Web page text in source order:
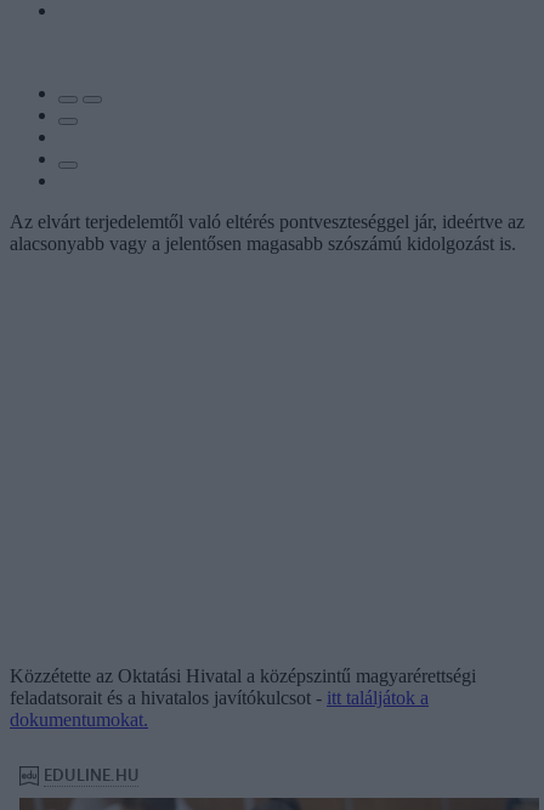
Az elvárt terjedelemtől való eltérés pontveszteséggel jár, ideértve az
alacsonyabb vagy a jelentősen magasabb szószámú kidolgozást is.
Közzétette az Oktatási Hivatal a középszintű magyarérettségi
feladatsorait és a hivatalos javítókulcsot - itt találjátok a
dokumentumokat.